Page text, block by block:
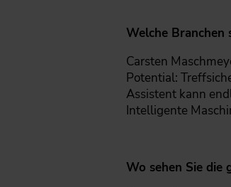
Welche Branchen
Carsten
Potential:
Assistent kann
Intelligente
Wo sehen Sie die